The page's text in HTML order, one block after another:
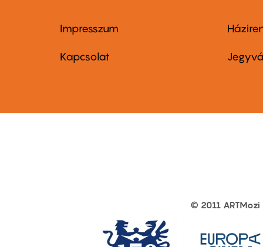
Footer
menu
Impresszum
Kapcsolat
other
© 2011 ARTMozi